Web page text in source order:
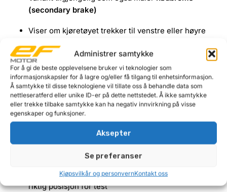
Administrer samtykke
For å gi de beste opplevelsene bruker vi teknologier som
informasjonskapsler for å lagre og/eller få tilgang til enhetsinformasjon.
Å samtykke til disse teknologiene vil tillate oss å behandle data som
nettleseratferd eller unike ID-er på dette nettstedet. Å ikke samtykke
eller trekke tilbake samtykke kan ha negativ innvirkning på visse
egenskaper og funksjoner.
Aksepter
Se preferanser
Kjøpsvilkår og personvernKontakt oss
(secondary brake)
Viser om kjøretøyet trekker til venstre eller høyre
Resultater kan leses direkte på skjermen eller
skrives ut via IR-printer
Mulighet for PC-tilkobling for lagring og
dokumentasjon
frivillige kvartalsvise
sikkerhetsinspeksjoner
Enkel å plassere – enheten viser når den står i
riktig posisjon for test